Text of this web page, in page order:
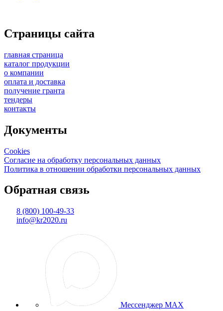
Страницы сайта
главная страница
каталог продукции
о компании
оплата и доставка
получение гранта
тендеры
контакты
Документы
Cookies
Согласие на обработку персональных данных
Политика в отношении обработки персональных данных
Обратная связь
8 (800) 100-49-33
info@kr2020.ru
Мессенджер MAX